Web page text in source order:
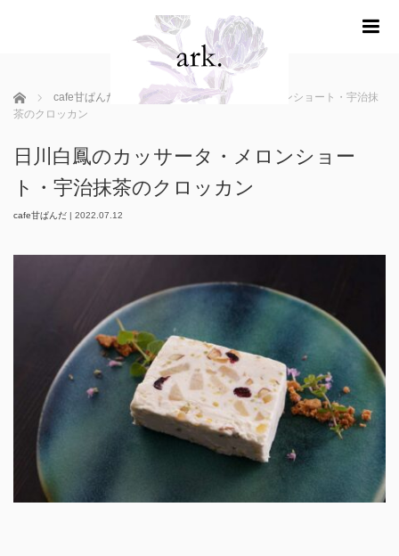
ホーム cafe甘ぱんだ
日川白鳳のカッサータ・メロンショート・宇治抹
茶のクロッカン
日川白鳳のカッサータ・メロンショー
ト・宇治抹茶のクロッカン
cafe甘ぱんだ | 2022.07.12